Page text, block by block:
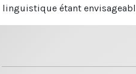
linguistique étant